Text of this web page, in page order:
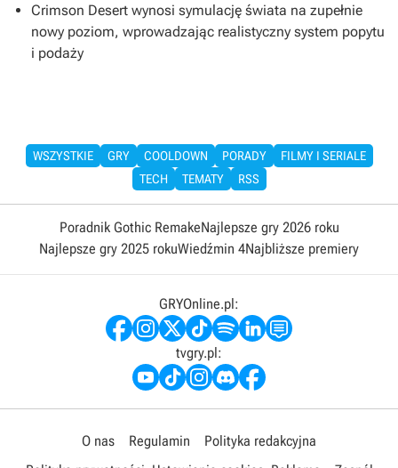
Crimson Desert wynosi symulację świata na zupełnie
nowy poziom, wprowadzając realistyczny system popytu
i podaży
WSZYSTKIE GRY COOLDOWN PORADY
FILMY I SERIALE
TECH
TEMATY RSS
Poradnik Gothic RemakeNajlepsze gry 2026 roku
Najlepsze gry 2025 rokuWiedźmin 4Najbliższe premiery
GRYOnline.pl:
tvgry.pl:
O nas Regulamin
Polityka redakcyjna